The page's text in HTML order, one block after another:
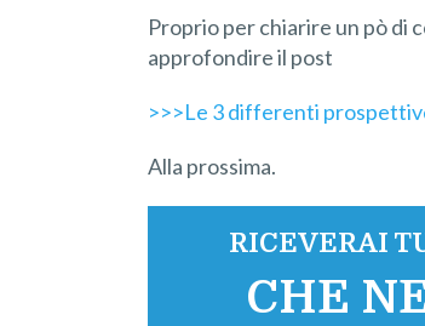
Proprio per chiarire un pò di
approfondire il post
>>>Le 3 differenti
Alla prossima.
RICEVERAI
CHE